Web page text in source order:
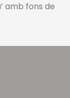
amb fons de